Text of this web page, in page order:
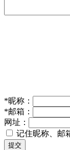
*昵称：
*邮箱：
网址：
记住昵称、邮
提交